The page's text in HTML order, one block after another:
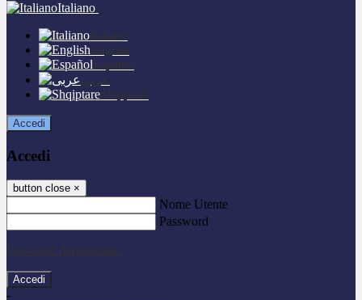
Italiano
Italiano
English
Español
عربى
Shqiptare
Accedi
Accedi
button close ×
Nome Utente
Password
Password dimenticata?
-